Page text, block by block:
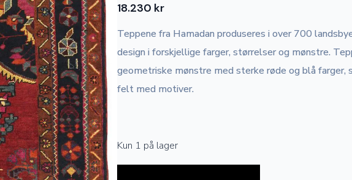
18.230 kr
Teppene fra Hamadan produseres i over 700
design i forskjellige farger, størrelser og mønstre.
geometriske mønstre med sterke røde og blå
felt med motiver.
Kun 1 på lager